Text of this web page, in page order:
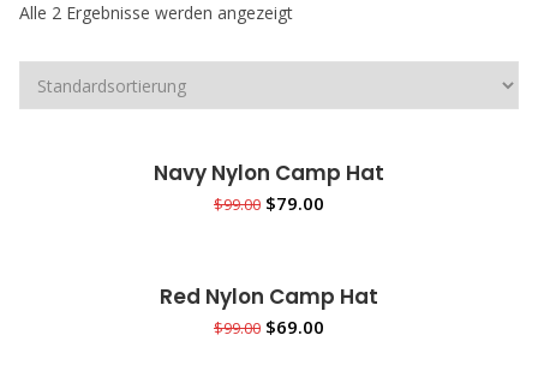
Alle 2 Ergebnisse werden angezeigt
IN DEN WARENKORB
Navy Nylon Camp Hat
$99.00 $79.00
IN DEN WARENKORB
Red Nylon Camp Hat
$99.00 $69.00